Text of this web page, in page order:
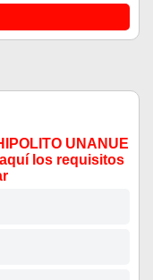
UNANUE
los requisitos